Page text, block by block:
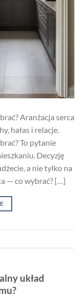
Aranżacja serca
hałas i relacje.
To pytanie
Decyzję
a nie tylko na
— co wybrać? […]
układ